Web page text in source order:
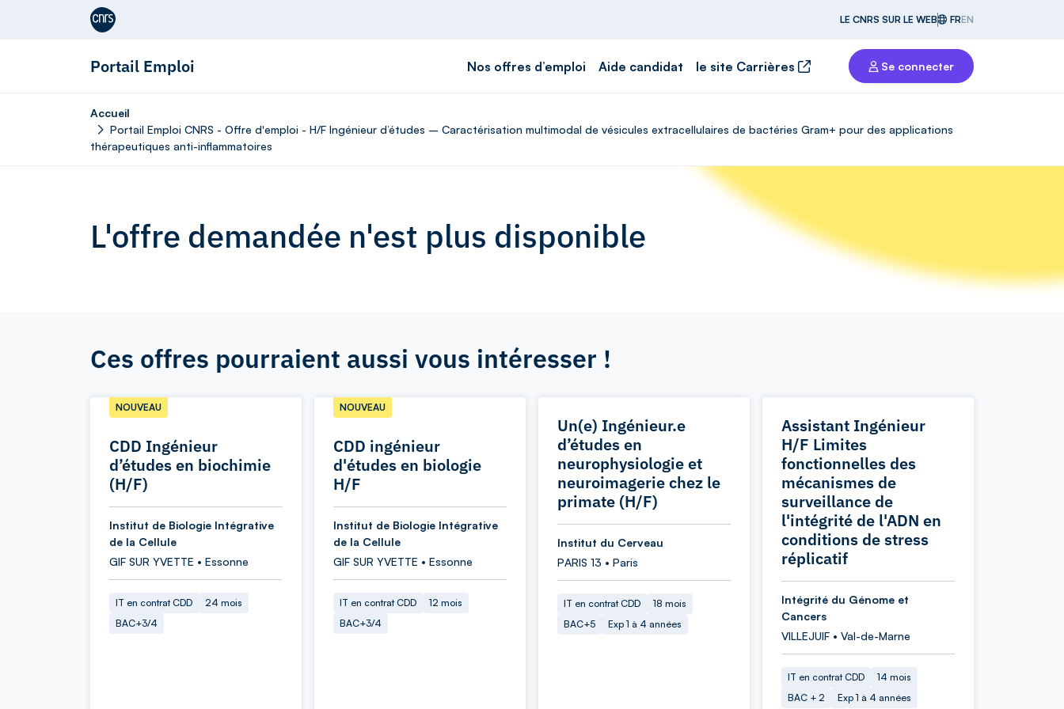
Aller au contenu
LE CNRS SUR LE WEB FREN
Portail Emploi Nos offres d’emploi Aide candidat le site Carrières Se connecter
Accueil
Portail Emploi CNRS - Offre d'emploi - H/F Ingénieur d’études – Caractérisation multimodal de vésicules extracellulaires de bactéries Gram+ pour des applications
thérapeutiques anti-inflammatoires
L'offre demandée n'est plus disponible
Ces offres pourraient aussi vous intéresser !
CDD Ingénieur
d’études en biochimie
(H/F)
NOUVEAU
Institut de Biologie Intégrative
de la Cellule
GIF SUR YVETTE • Essonne
IT en contrat CDD
24 mois
BAC+3/4
CDD ingénieur
d'études en biologie
H/F
NOUVEAU
Institut de Biologie Intégrative
de la Cellule
GIF SUR YVETTE • Essonne
IT en contrat CDD
12 mois
BAC+3/4
Un(e) Ingénieur.e
d’études en
neurophysiologie et
neuroimagerie chez le
primate (H/F)
Institut du Cerveau
PARIS 13 • Paris
IT en contrat CDD
18 mois
BAC+5
Exp 1 à 4 années
Assistant Ingénieur
H/F Limites
fonctionnelles des
mécanismes de
surveillance de
l'intégrité de l'ADN en
conditions de stress
réplicatif
Intégrité du Génome et
Cancers
VILLEJUIF • Val-de-Marne
IT en contrat CDD
14 mois
BAC + 2
Exp 1 à 4 années